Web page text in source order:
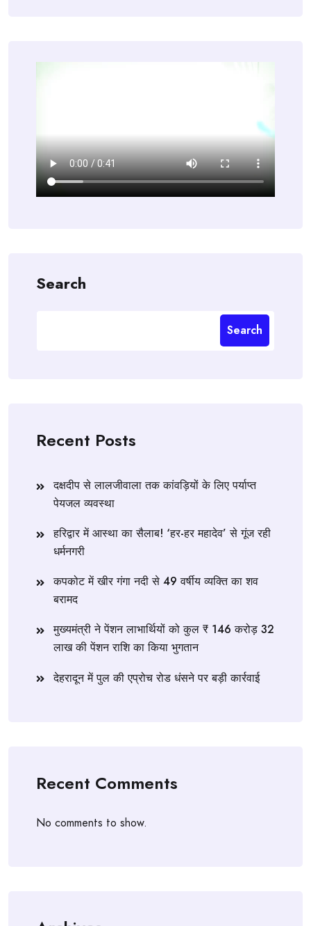
Search
Search
Recent Posts
दक्षदीप से लालजीवाला तक कांवड़ियों के लिए पर्याप्त
पेयजल व्यवस्था
हरिद्वार में आस्था का सैलाब! ‘हर-हर महादेव’ से गूंज रही
धर्मनगरी
कपकोट में खीर गंगा नदी से 49 वर्षीय व्यक्ति का शव
बरामद
मुख्यमंत्री ने पेंशन लाभार्थियों को कुल ₹ 146 करोड़ 32
लाख की पेंशन राशि का किया भुगतान
देहरादून में पुल की एप्रोच रोड धंसने पर बड़ी कार्रवाई
Recent Comments
No comments to show.